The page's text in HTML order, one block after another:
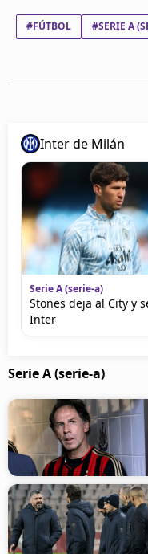
#FÚTBOL #SERIE A
Inter de Milán
Serie A (serie-a)
Stones deja al City y
Inter
Serie A (serie-a)